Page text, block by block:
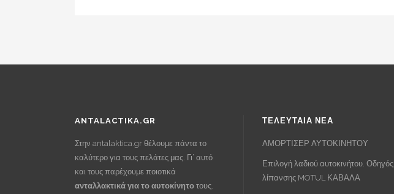
ANTALACTIKA.GR
Στην antalaktica.gr θέλουμε πάντα το
καλύτερο για τους πελάτες μας. Γι’ αυτό
και τους παρέχουμε ποιοτικά
ανταλλακτικά για το αυτοκίνητο τους.
ΤΕΛΕΥΤΑΙΑ ΝΕΑ
ΑΜΟΡΤΙΣΕΡ ΑΥΤΟΚΙΝΗΤΟΥ
Επιλογή λαδιού αυτοκινήτου. Οδηγός
λίπανσης MOTUL ΚΑΒΑΛΑ